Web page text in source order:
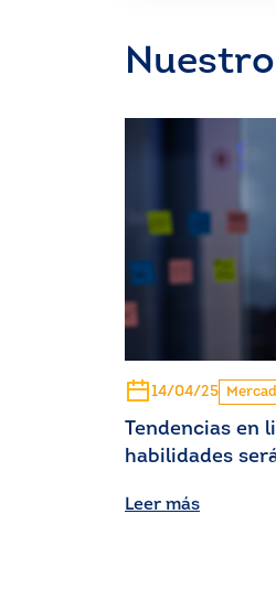
14/04/25
Tendencias en
habilidades
Leer más